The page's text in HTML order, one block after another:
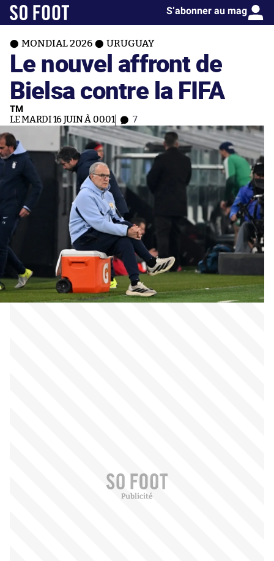
S’abonner au mag
MONDIAL 2026 URUGUAY
Le nouvel affront de
Bielsa contre la FIFA
TM
LE MARDI 16 JUIN À 00:01 7